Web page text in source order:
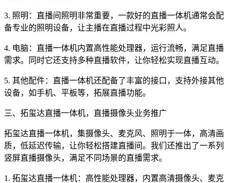
3. 照明：直播间照明非常重要，一款好的直播一体机通常会配
备专业的照明设备，让主播在直播过程中光彩照人。
4. 电脑：直播一体机内置高性能处理器，运行流畅，满足直播
需求。同时它还支持多种直播软件，让你轻松实现直播互动。
5. 其他配件：直播一体机还配备了丰富的接口，支持外接其他
设备，如手机、平板等，拓展直播功能。
三、拓玺达直播一体机，直播摄像头业务推广
拓玺达直播一体机，集摄像头、麦克风、照明于一体，高清画
质，低延迟传输，让你轻松搭建直播间。我们还推出了一系列
竖屏直播摄像头，满足不同场景的直播需求。
1. 拓玺达直播一体机：高性能处理器，内置高清摄像头、麦克